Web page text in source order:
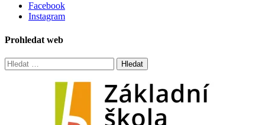
Facebook
Instagram
Prohledat web
Vyhledávání